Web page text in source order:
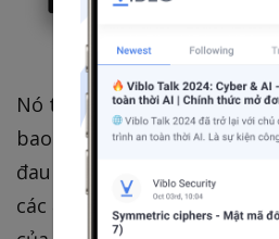
Nó trông thật điên rồ đến
bao giờ muốn làm nó bằng
đau tương tự tồn tại trong
các
component vàaction.